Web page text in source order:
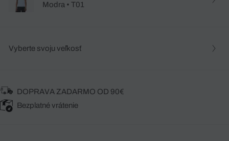
Modra • T01
Vyberte svoju veľkosť
DOPRAVA ZADARMO OD 90€
Bezplatné vrátenie